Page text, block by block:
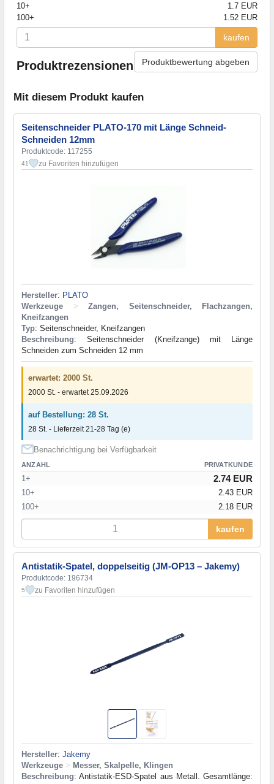
10+
1.7 EUR
100+
1.52 EUR
kaufen
Produktrezensionen Produktbewertung abgeben
Mit diesem Produkt kaufen
Seitenschneider PLATO-170 mit Länge Schneid-
Schneiden 12mm
Produktcode: 117255
41 zu Favoriten hinzufügen
Hersteller: PLATO
Werkzeuge
>
Zangen, Seitenschneider, Flachzangen,
Kneifzangen
Typ: Seitenschneider, Kneifzangen
Beschreibung: Seitenschneider (Kneifzange) mit Länge
Schneiden zum Schneiden 12 mm
erwartet: 2000 St.
2000 St. - erwartet 25.09.2026
auf Bestellung: 28 St.
28 St. - Lieferzeit 21-28 Tag (e)
Benachrichtigung bei Verfügbarkeit
ANZAHL PRIVATKUNDE
1+ 2.74 EUR
10+
2.43 EUR
100+
2.18 EUR
kaufen
Antistatik-Spatel, doppelseitig (JM-OP13 – Jakemy)
Produktcode: 196734
5 zu Favoriten hinzufügen
Hersteller: Jakemy
Werkzeuge > Messer, Skalpelle, Klingen
Beschreibung: Antistatik-ESD-Spatel aus Metall. Gesamtlänge: